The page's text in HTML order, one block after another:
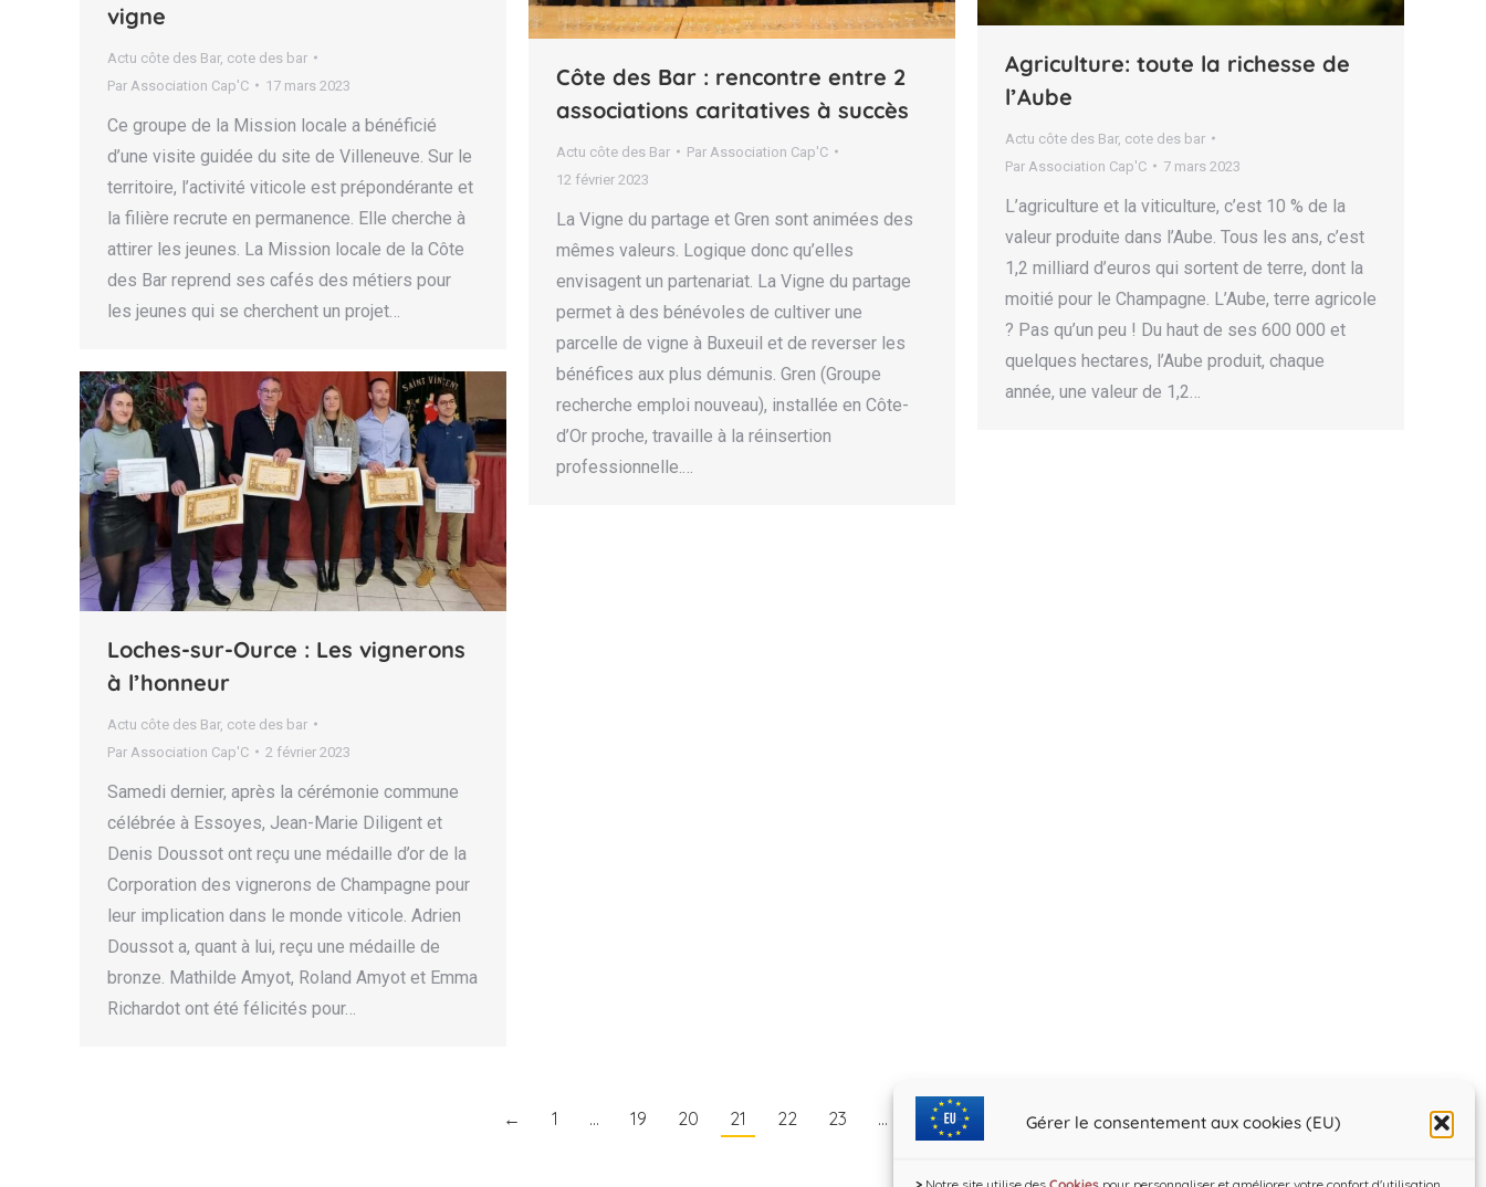
Gérer le consentement aux cookies (EU)
vigne
Actu côte des Bar, cote des bar
Par Association Cap'C 17 mars 2023
Ce groupe de la Mission locale a bénéficié
d’une visite guidée du site de Villeneuve. Sur le
territoire, l’activité viticole est prépondérante et
la filière recrute en permanence. Elle cherche à
attirer les jeunes. La Mission locale de la Côte
des Bar reprend ses cafés des métiers pour
les jeunes qui se cherchent un projet…
Agriculture: toute la richesse de
l’Aube
Actu côte des Bar, cote des bar
Par Association Cap'C 7 mars 2023
L’agriculture et la viticulture, c’est 10 % de la
valeur produite dans l’Aube. Tous les ans, c’est
1,2 milliard d’euros qui sortent de terre, dont la
moitié pour le Champagne. L’Aube, terre agricole
? Pas qu’un peu ! Du haut de ses 600 000 et
quelques hectares, l’Aube produit, chaque
année, une valeur de 1,2…
Côte des Bar : rencontre entre 2
associations caritatives à succès
Actu côte des Bar Par Association Cap'C
12 février 2023
La Vigne du partage et Gren sont animées des
mêmes valeurs. Logique donc qu’elles
envisagent un partenariat. La Vigne du partage
permet à des bénévoles de cultiver une
parcelle de vigne à Buxeuil et de reverser les
bénéfices aux plus démunis. Gren (Groupe
recherche emploi nouveau), installée en Côte-
d’Or proche, travaille à la réinsertion
professionnelle.…
Loches-sur-Ource : Les vignerons
à l’honneur
Actu côte des Bar, cote des bar
Par Association Cap'C 2 février 2023
Samedi dernier, après la cérémonie commune
célébrée à Essoyes, Jean-Marie Diligent et
Denis Doussot ont reçu une médaille d’or de la
Corporation des vignerons de Champagne pour
leur implication dans le monde viticole. Adrien
Doussot a, quant à lui, reçu une médaille de
bronze. Mathilde Amyot, Roland Amyot et Emma
Richardot ont été félicités pour…
← 1 … 19 20 21 22 23 … 31 →